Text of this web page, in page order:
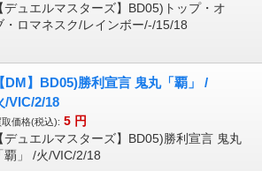
デュエルマスターズ】BD05)トップ・オ
・ロマネスク/レインボー/-/15/18
【DM】BD05)勝利宣言 鬼丸「覇」 /
/VIC/2/18
取価格(税込): 5 円
デュエルマスターズ】BD05)勝利宣言 鬼丸
覇」 /火/VIC/2/18